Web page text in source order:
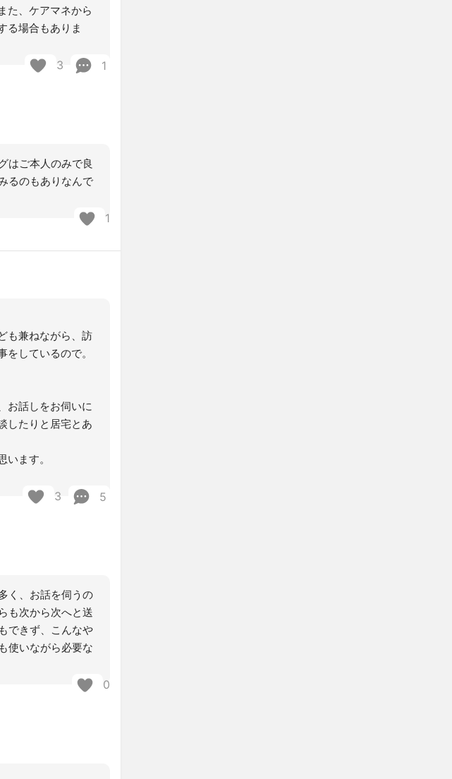
た、ケアマネから
る場合もありま
3 1
はご本人のみで良
るのもありなんで
1
も兼ねながら、訪
しているので。
お話しをお伺いに
したりと居宅とあ
ます。
3 5
く、お話を伺うの
も次から次へと送
できず、こんなや
使いながら必要な
0